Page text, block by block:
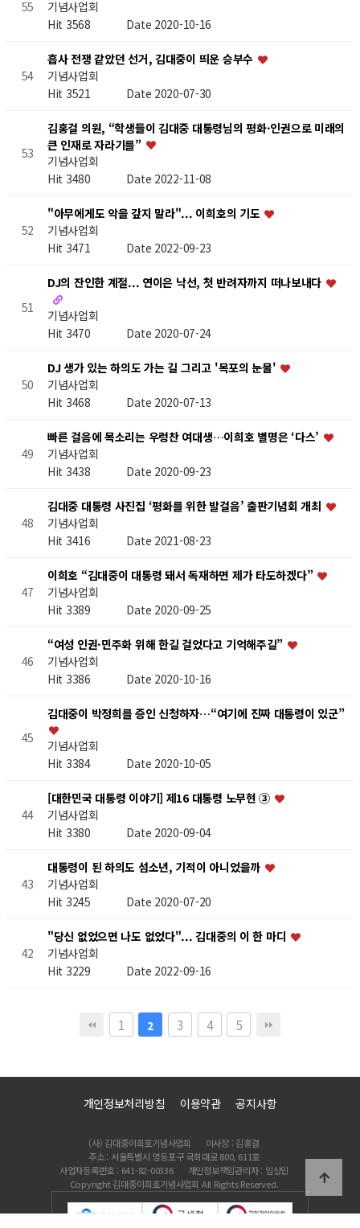
55
기념사업회
Hit 3568 Date 2020-10-16
54
흡사 전쟁 같았던 선거, 김대중이 띄운 승부수
기념사업회
Hit 3521 Date 2020-07-30
53
김홍걸 의원, “학생들이 김대중 대통령님의 평화·인권으로 미래의
큰 인재로 자라기를”
기념사업회
Hit 3480 Date 2022-11-08
52
"아무에게도 악을 갚지 말라"... 이희호의 기도
기념사업회
Hit 3471 Date 2022-09-23
51
DJ의 잔인한 계절... 연이은 낙선, 첫 반려자까지 떠나보내다
기념사업회
Hit 3470 Date 2020-07-24
50
DJ 생가 있는 하의도 가는 길 그리고 '목포의 눈물'
기념사업회
Hit 3468 Date 2020-07-13
49
빠른 걸음에 목소리는 우렁찬 여대생…이희호 별명은 ‘다스’
기념사업회
Hit 3438 Date 2020-09-23
48
김대중 대통령 사진집 ‘평화를 위한 발걸음’ 출판기념회 개최
기념사업회
Hit 3416 Date 2021-08-23
47
이희호 “김대중이 대통령 돼서 독재하면 제가 타도하겠다”
기념사업회
Hit 3389 Date 2020-09-25
46
“여성 인권·민주화 위해 한길 걸었다고 기억해주길”
기념사업회
Hit 3386 Date 2020-10-16
45
김대중이 박정희를 증인 신청하자…“여기에 진짜 대통령이 있군”
기념사업회
Hit 3384 Date 2020-10-05
44
[대한민국 대통령 이야기] 제16 대통령 노무현 ③
기념사업회
Hit 3380 Date 2020-09-04
43
대통령이 된 하의도 섬소년, 기적이 아니었을까
기념사업회
Hit 3245 Date 2020-07-20
42
"당신 없었으면 나도 없었다"... 김대중의 이 한 마디
기념사업회
Hit 3229 Date 2022-09-16
1 2 3 4 5
개인정보처리방침 이용약관 공지사항
(사) 김대중이희호기념사업회
이사장 : 김홍걸
주소 : 서울특별시 영등포구 국회대로 800, 611호
사업자등록번호 : 641-82-00336
개인정보책임관리자 : 임상민
Copyright 김대중이희호기념사업회 All Rights Reserved.